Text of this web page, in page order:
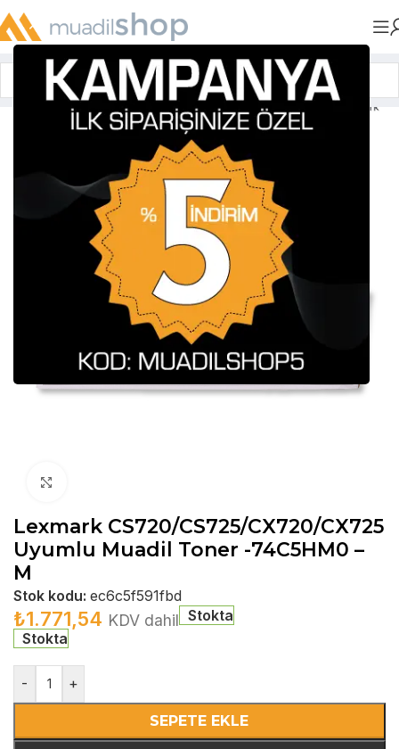
Anasayfa»Muadil Tonerler
Lexmark CS720/CS725/CX720/CX725
Uyumlu Muadil Toner -74C5HM0 –
M
Stok kodu: ec6c5f591fbd
₺1.771,54 KDV dahil Stokta
Stokta
- +
SEPETE EKLE